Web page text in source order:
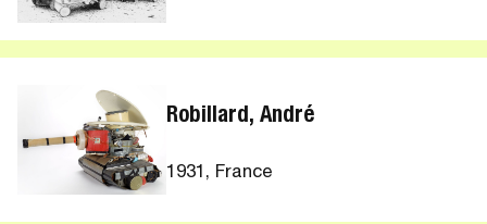
Robillard, André
1931, France